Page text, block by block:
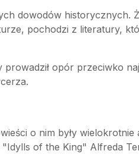
dowodów historycznych.
pochodzi z literatury,
opór przeciwko
o nim były wielokrotnie
of the King" Alfreda